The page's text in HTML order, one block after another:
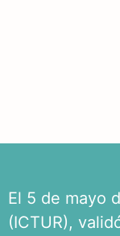
El 5 de mayo
(ICTUR),